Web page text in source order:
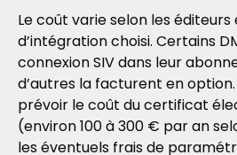
Le coût varie selon les
d’intégration choisi. Certains
connexion SIV dans leur
d’autres la facturent en
prévoir le coût du certificat
(environ 100 à 300 € par an
les éventuels frais de